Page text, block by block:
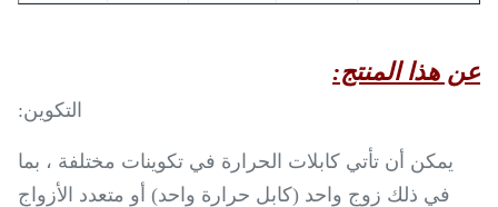
عن هذا المنتج:
التكوين:
يمكن أن تأتي كابلات الحرارة في تكوينات مختلفة ، بما
في ذلك زوج واحد (كابل حرارة واحد) أو متعدد الأزواج